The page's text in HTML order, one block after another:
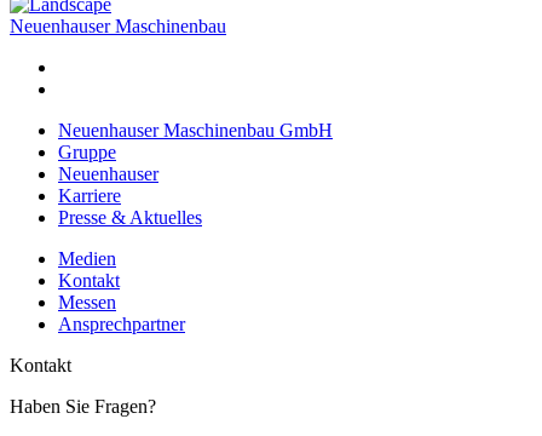
Neuenhauser Maschinenbau
Neuenhauser Maschinenbau GmbH
Gruppe
Neuenhauser
Karriere
Presse & Aktuelles
Medien
Kontakt
Messen
Ansprechpartner
Kontakt
Haben Sie Fragen?